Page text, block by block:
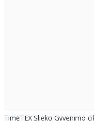
TimeTEX Slieko Gyvenimo